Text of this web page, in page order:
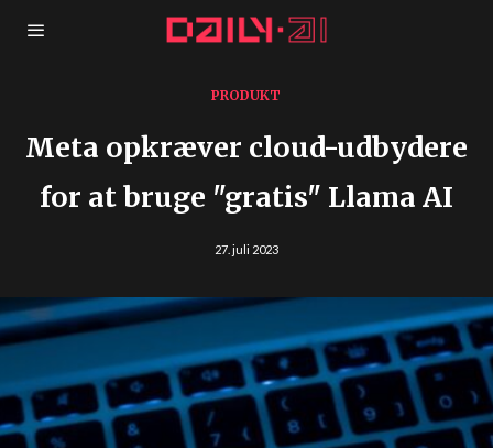
PRODUKT
Meta opkræver cloud-udbydere
for at bruge "gratis" Llama AI
27. juli 2023